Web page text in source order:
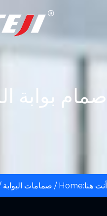
صمام بوابة
أنت هنا:Home
/ صمامات البوابة